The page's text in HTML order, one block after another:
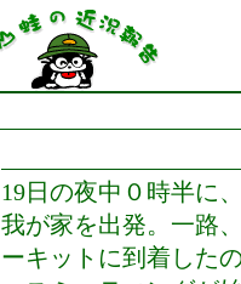
19日の夜中０時半に
我が家を出発。一路
ーキットに到着した